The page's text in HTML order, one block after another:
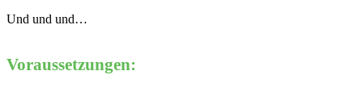
Und und und…
Voraussetzungen: